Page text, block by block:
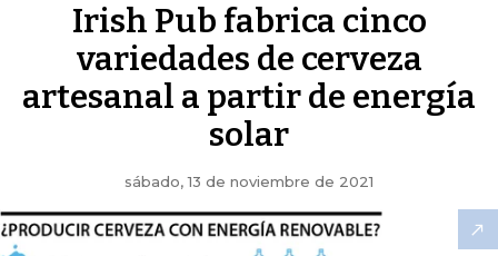
Irish Pub fabrica cinco
variedades de cerveza
artesanal a partir de energía
solar
sábado, 13 de noviembre de 2021